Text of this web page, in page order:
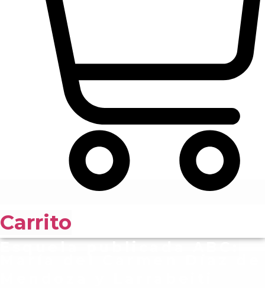
Carrito